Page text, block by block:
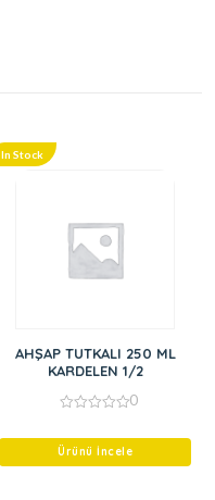
In Stock
AHŞAP TUTKALI 250 ML
KARDELEN 1/2
of
0
Ürünü İncele